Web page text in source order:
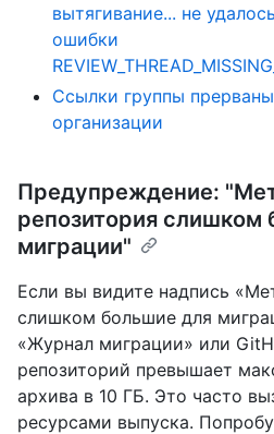
вытягивание... не
ошибки
Ссылки группы
организации
Предупреждение:
репозитория слишком
миграции"
Если вы видите надпись
слишком большие для
«Журнал миграции» или
репозиторий превышает
архива в 10 ГБ. Это часто
ресурсами выпуска.